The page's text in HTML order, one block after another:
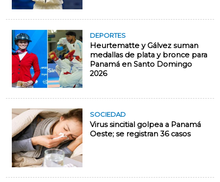
DEPORTES
Heurtematte y Gálvez suman
medallas de plata y bronce para
Panamá en Santo Domingo
2026
SOCIEDAD
Virus sincitial golpea a Panamá
Oeste; se registran 36 casos